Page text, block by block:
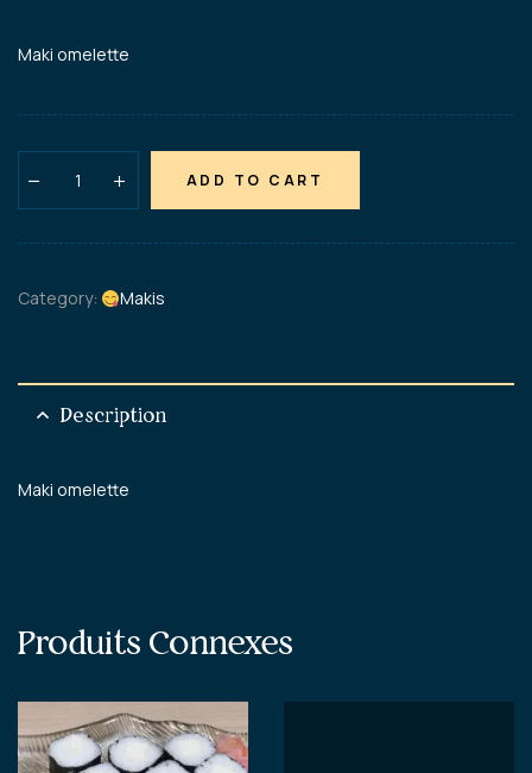
Maki omelette
ADD TO CART
Category: Makis
Description
Maki omelette
Produits Connexes